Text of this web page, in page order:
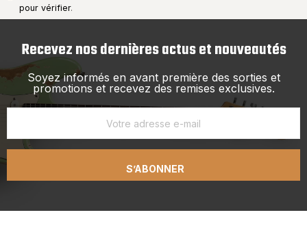
pour vérifier.
Recevez nos dernières actus et nouveautés
Soyez informés en avant première des sorties et
promotions et recevez des remises exclusives.
S’ABONNER